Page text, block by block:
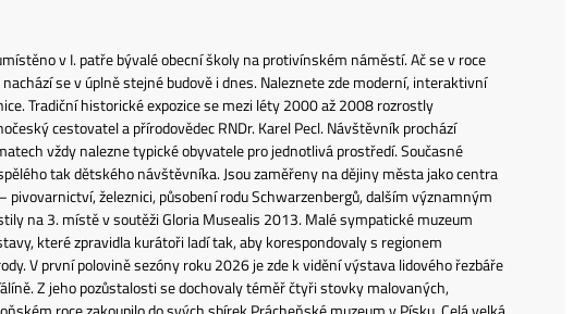
v I. patře bývalé obecní školy na protivínském náměstí. Ač se v roce
se v úplně stejné budově i dnes. Naleznete zde moderní, interaktivní
Tradiční historické expozice se mezi léty 2000 až 2008 rozrostly
cestovatel a přírodovědec RNDr. Karel Pecl. Návštěvník prochází
vždy nalezne typické obyvatele pro jednotlivá prostředí. Současné
tak dětského návštěvníka. Jsou zaměřeny na dějiny města jako centra
železnici, působení rodu Schwarzenbergů, dalším významným
na 3. místě v soutěži Gloria Musealis 2013. Malé sympatické muzeum
které zpravidla kurátoři ladí tak, aby korespondovaly s regionem
V první polovině sezóny roku 2026 je zde k vidění výstava lidového řezbáře
Z jeho pozůstalosti se dochovaly téměř čtyři stovky malovaných,